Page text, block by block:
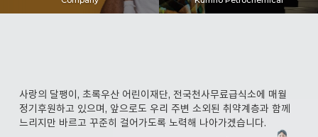
사랑의 달팽이, 초록우산 어린이재단, 전국천사무료급식소에 매월
정기후원하고 있으며, 앞으로도 우리 주변 소외된 취약계층과 함께
느리지만 바르고 꾸준히 걸어가도록 노력해 나아가겠습니다.